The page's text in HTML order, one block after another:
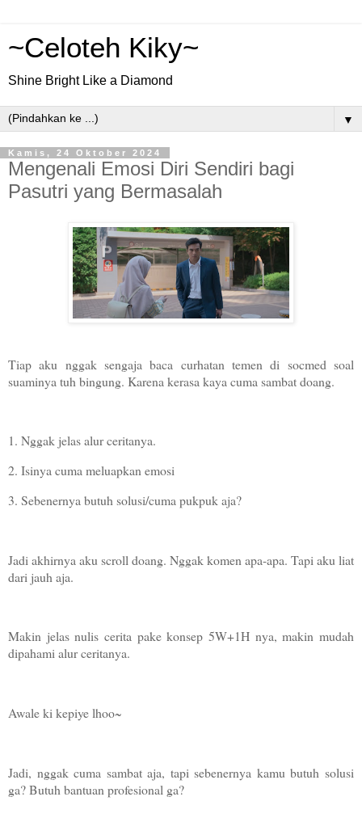
~Celoteh Kiky~
Shine Bright Like a Diamond
▼
Kamis, 24 Oktober 2024
Mengenali Emosi Diri Sendiri bagi
Pasutri yang Bermasalah
Tiap aku nggak sengaja baca curhatan temen di socmed soal
suaminya tuh bingung. Karena kerasa kaya cuma sambat doang.
1. Nggak jelas alur ceritanya.
2. Isinya cuma meluapkan emosi
3. Sebenernya butuh solusi/cuma pukpuk aja?
Jadi akhirnya aku scroll doang. Nggak komen apa-apa. Tapi aku liat
dari jauh aja.
Makin jelas nulis cerita pake konsep 5W+1H nya, makin mudah
dipahami alur ceritanya.
Awale ki kepiye lhoo~
Jadi, nggak cuma sambat aja, tapi sebenernya kamu butuh solusi
ga? Butuh bantuan profesional ga?